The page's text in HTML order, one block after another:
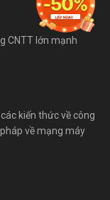
CNTT lớn mạnh
kiến thức về công
về mạng máy